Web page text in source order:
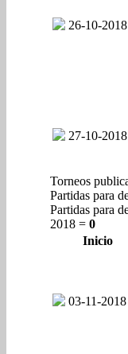
26-10-2018
27-10-2018
Torneos
Partidas para
Partidas para
2018 = 0
Inicio
03-11-2018